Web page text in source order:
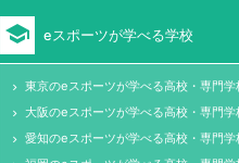
school eスポーツが学べる学校
keyboard_arrow_right 東京のeスポーツが学べる高校・専門学
keyboard_arrow_right 大阪のeスポーツが学べる高校・専門学
keyboard_arrow_right 愛知のeスポーツが学べる高校・専門学